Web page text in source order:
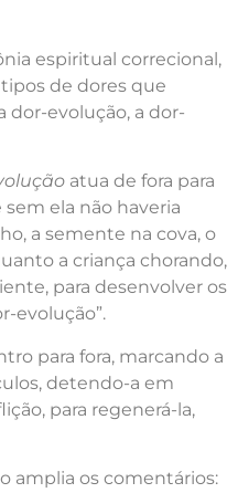
espiritual correcional,
de dores que
dor-evolução, a dor-
atua de fora para
ela não haveria
a semente na cova, o
a criança chorando,
para desenvolver os
evolução”.
para fora, marcando a
detendo-a em
para regenerá-la,
amplia os comentários: